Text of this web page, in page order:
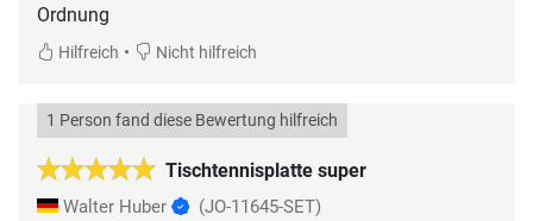
Ordnung
Hilfreich • Nicht hilfreich
Tischtennisplatte super
1 Person fand diese Bewertung hilfreich
Walter Huber (JO-11645-SET)